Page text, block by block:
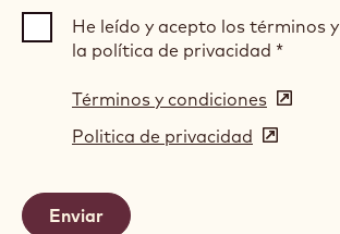
He leído y acepto los términos
la política de privacidad *
Términos y condiciones (opens
in
Politica de privacidad (opens